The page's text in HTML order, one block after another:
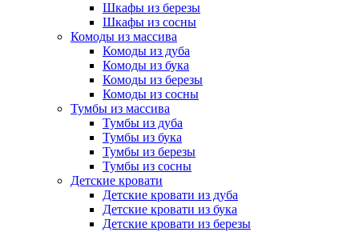
Шкафы из березы
Шкафы из сосны
Комоды из массива
Комоды из дуба
Комоды из бука
Комоды из березы
Комоды из сосны
Тумбы из массива
Тумбы из дуба
Тумбы из бука
Тумбы из березы
Тумбы из сосны
Детские кровати
Детские кровати из дуба
Детские кровати из бука
Детские кровати из березы